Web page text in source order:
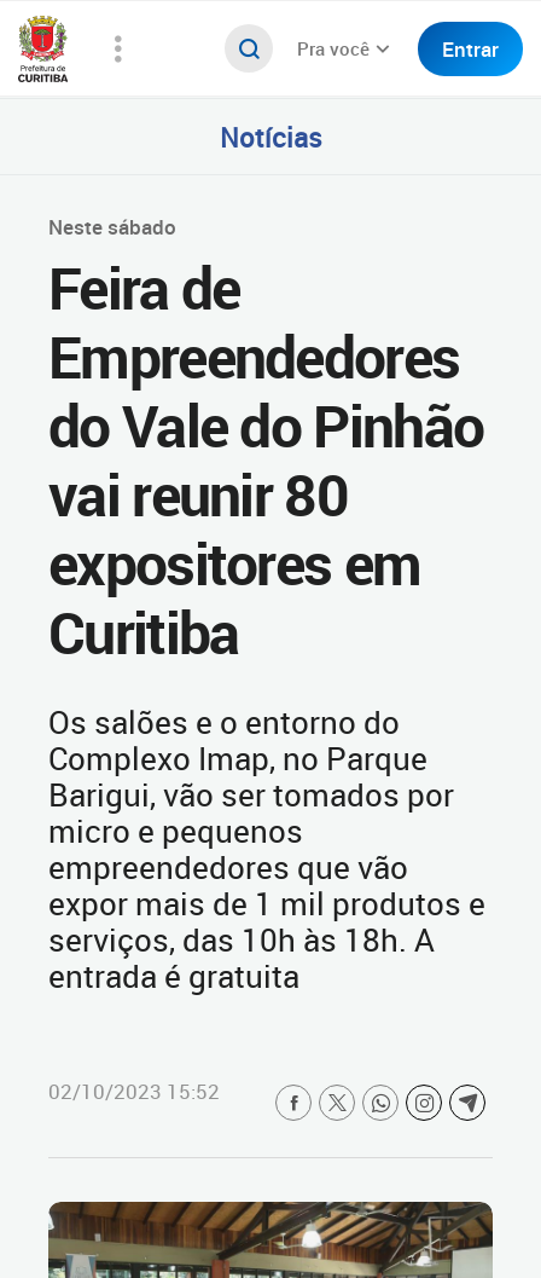
Pra você Entrar
Notícias
Neste sábado
Feira de
Empreendedores
do Vale do Pinhão
vai reunir 80
expositores em
Curitiba
Os salões e o entorno do
Complexo Imap, no Parque
Barigui, vão ser tomados por
micro e pequenos
empreendedores que vão
expor mais de 1 mil produtos e
serviços, das 10h às 18h. A
entrada é gratuita
02/10/2023 15:52